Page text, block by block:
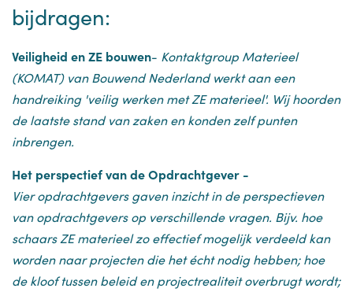
bijdragen:
Veiligheid en ZE bouwen- Kontaktgroup Materieel
(KOMAT) van Bouwend Nederland werkt aan een
handreiking 'veilig werken met ZE materieel'. Wij hoorden
de laatste stand van zaken en konden zelf punten
inbrengen.
Het perspectief van de Opdrachtgever -
Vier opdrachtgevers gaven inzicht in de perspectieven
van opdrachtgevers op verschillende vragen. Bijv. hoe
schaars ZE materieel zo effectief mogelijk verdeeld kan
worden naar projecten die het écht nodig hebben; hoe
de kloof tussen beleid en projectrealiteit overbrugt wordt;